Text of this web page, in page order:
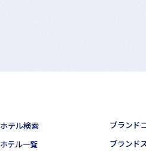
ホテル検索
ホテル一覧
ブランド
ブランド